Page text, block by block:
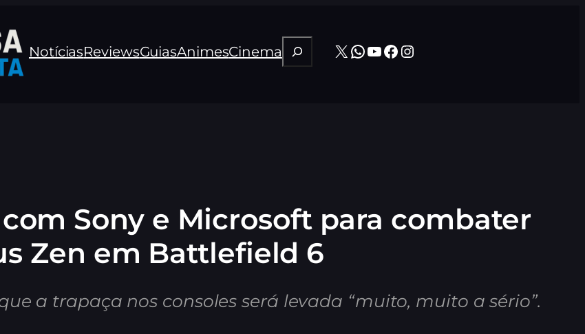
NotíciasReviewsGuiasAnimesCinema Pesquisar
X WhatsApp
Youtube
Facebook
Instagram
Sony e Microsoft para combater
Zen em Battlefield 6
a trapaça nos consoles será levada “muito, muito a sério”.